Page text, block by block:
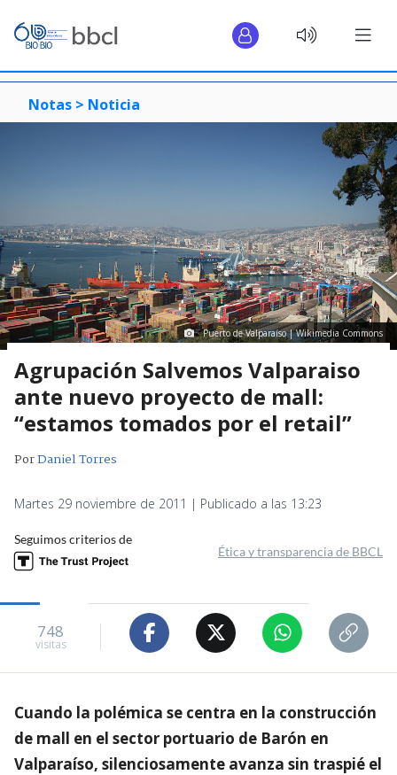
Notas > Noticia
Puerto de Valparaíso | Wikimedia Commons
Agrupación Salvemos Valparaiso
ante nuevo proyecto de mall:
“estamos tomados por el retail”
PorDaniel Torres
Martes 29 noviembre de 2011 | Publicado a las 13:23
Seguimos criterios de
Ética y transparencia de BBCL
748
visitas
Cuando la polémica se centra en la construcción
de mall en el sector portuario de Barón en
Valparaíso, silenciosamente avanza sin traspié el